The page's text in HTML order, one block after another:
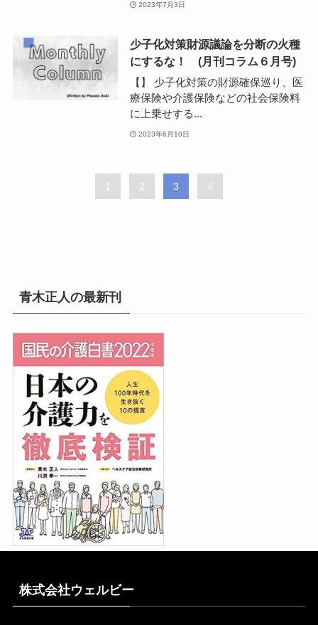
2023年7月3日
少子化対策財源議論を分断の火種
にするな！ (月刊コラム６月号)
【】 少子化対策の財源確保巡り、医
療保険や介護保険などの社会保険料
に上乗せする...
2023年6月10日
1 2 3 4
青木正人の最新刊
株式会社ウェルビー